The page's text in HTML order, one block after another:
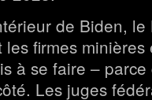
de Biden,
firmes minières
à se faire –
Les juges